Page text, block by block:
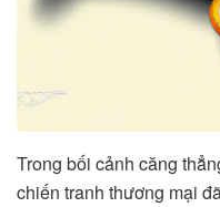
Trong bối cảnh căng
chiến tranh thương mại